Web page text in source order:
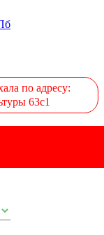
по адресу:
63с1